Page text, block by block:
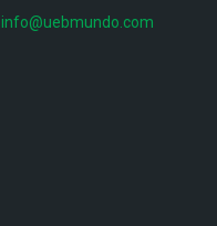
info@uebmundo.com